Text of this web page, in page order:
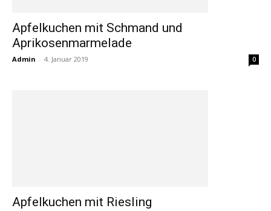
Apfelkuchen mit Schmand und
Aprikosenmarmelade
Admin - 4. Januar 2019 0
Apfelkuchen mit Riesling